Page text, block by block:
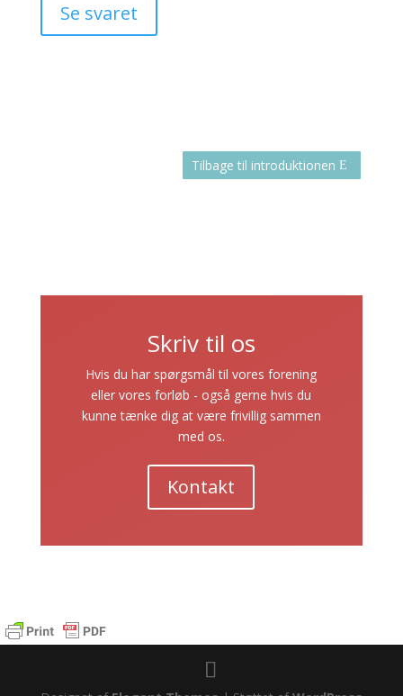
Se svaret
Tilbage til introduktionen
Skriv til os
Hvis du har spørgsmål til vores forening
eller vores forløb - også gerne hvis du
kunne tænke dig at være frivillig sammen
med os.
Kontakt